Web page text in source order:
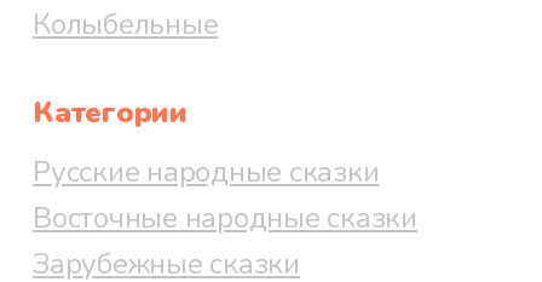
Колыбельные
Категории
Русские народные сказки
Восточные народные сказки
Зарубежные сказки